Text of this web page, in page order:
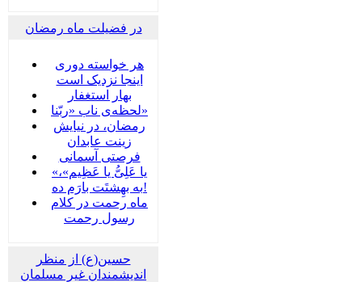
در فضیلت ماه رمضان
هر خواسته دوری
اینجا نزدیک است
بهار استغفار
لحظه‌ی ناب «ربّنا»
رمضان، در نیایش
زینت عابدان
فرصتی آسمانی
«یا عَلِیُّ یا عَظِیم»،
به بهِشتَت بارَم ده!
ماه رحمت در کلام
رسول رحمت
حسین(ع) از منظر
اندیشمندان غیر مسلمان